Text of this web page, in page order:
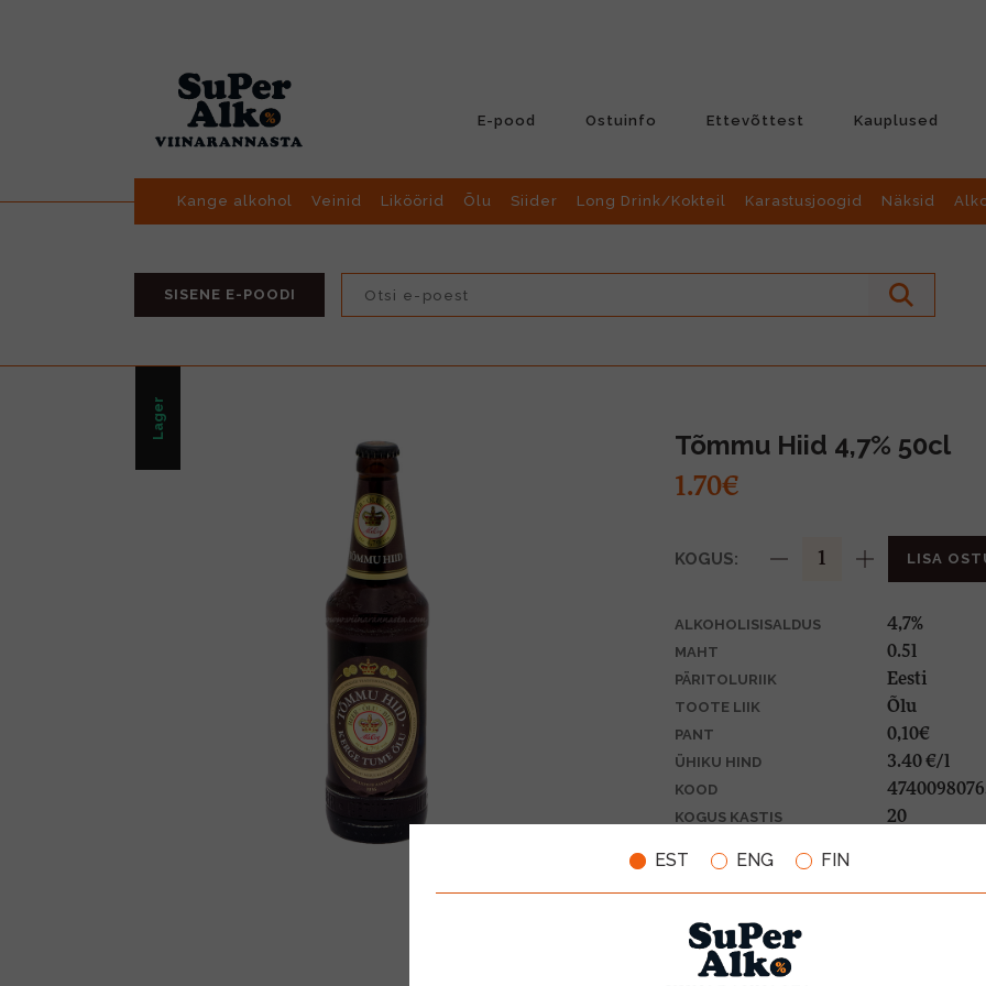
EST ENG FIN
E-pood Ostuinfo Ettevõttest Kauplused
Kange alkohol Veinid Liköörid Õlu Siider Long Drink/Kokteil Karastusjoogid Näksid
SISENE E-POODI
Lager
Tõmmu Hiid 4,7% 50cl
1.70€
KOGUS: LISA
ALKOHOLISISALDUS 4,7%
MAHT 0.5l
PÄRITOLURIIK Eesti
TOOTE LIIK Õlu
PANT 0,10€
ÜHIKU HIND 3.40 €/l
KOOD
KOGUS KASTIS 20
VÄRVUS